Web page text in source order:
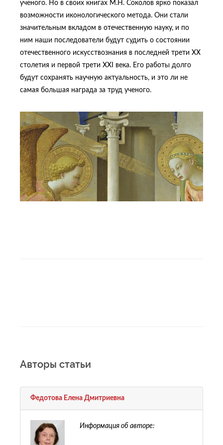
ученого. Но в своих книгах М.Н. Соколов ярко показал
возможности иконологического метода. Они стали
значительным вкладом в отечественную науку, и по
ним наши последователи будут судить о состоянии
отечественного искусствознания в последней трети XX
столетия и первой трети XXI века. Его работы долго
будут сохранять научную актуальность, и это ли не
самая большая награда за труд ученого.
Авторы статьи
Федотова Елена Дмитриевна
Информация об авторе: